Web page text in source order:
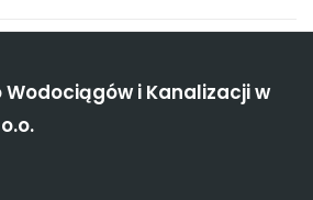
i Kanalizacji w